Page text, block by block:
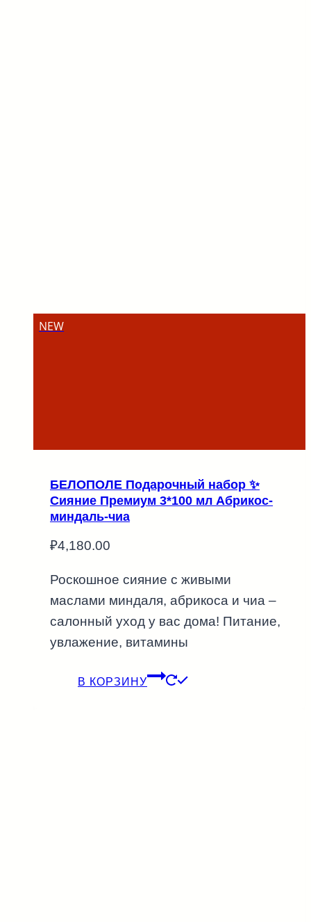
NEW
БЕЛОПОЛЕ Подарочный набор ✨
Сияние Премиум 3*100 мл Абрикос-
миндаль-чиа
₽4,180.00
Роскошное сияние с живыми
маслами миндаля, абрикоса и чиа –
салонный уход у вас дома! Питание,
увлажение, витамины
В КОРЗИНУ